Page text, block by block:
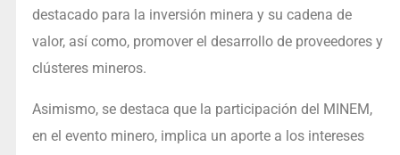
destacado para la inversión minera y su cadena de
valor, así como, promover el desarrollo de proveedores y
clústeres mineros.
Asimismo, se destaca que la participación del MINEM,
en el evento minero, implica un aporte a los intereses